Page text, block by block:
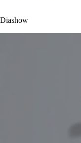
Diashow